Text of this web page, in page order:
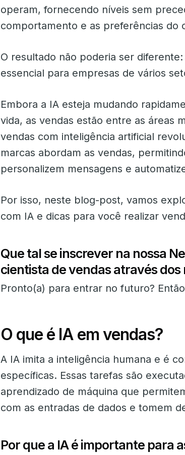
operam, fornecendo níveis sem
comportamento e as preferências do
O resultado não poderia ser
essencial para empresas de vários
Embora a IA esteja mudando
vida, as vendas estão entre as áreas
vendas com inteligência artificial
marcas abordam as vendas,
personalizem mensagens e
Por isso, neste blog-post, vamos
com IA e dicas para você realizar
Que tal se inscrever na nossa
cientista de vendas através dos
Pronto(a) para entrar no futuro?
O que é IA em vendas?
A IA imita a inteligência humana e é
específicas. Essas tarefas são
aprendizado de máquina que
com as entradas de dados e tomem
Por que a IA é importante para